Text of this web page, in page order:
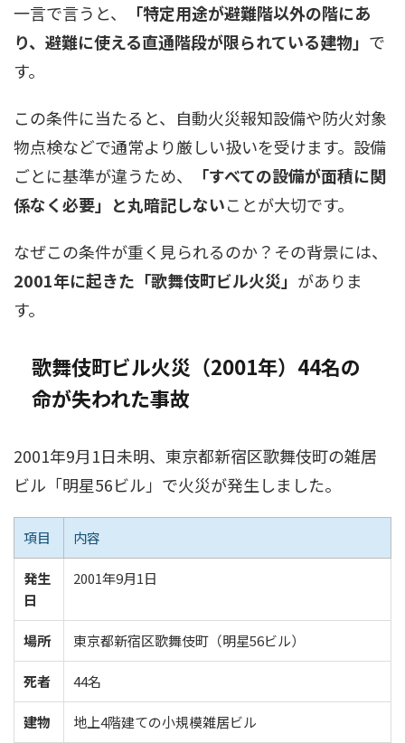
一言で言うと、
「特定用途が避難階以外の階にあ
り、避難に使える直通階段が限られている建物」 で
す。
この条件に当たると、自動火災報知設備や防火対象
物点検などで通常より厳しい扱いを受けます。設備
ごとに基準が違うため、
「すべての設備が面積に関
係なく必要」と丸暗記しないことが大切です。
なぜこの条件が重く見られるのか？その背景には、
2001年に起きた「歌舞伎町ビル火災」 がありま
す。
歌舞伎町ビル火災（2001年）――44名の
命が失われた事故
2001年9月1日未明、東京都新宿区歌舞伎町の雑居
ビル「明星56ビル」で火災が発生しました。
項目 内容
発生
日
2001年9月1日
場所 東京都新宿区歌舞伎町（明星56ビル）
死者 44名
建物 地上4階建ての小規模雑居ビル